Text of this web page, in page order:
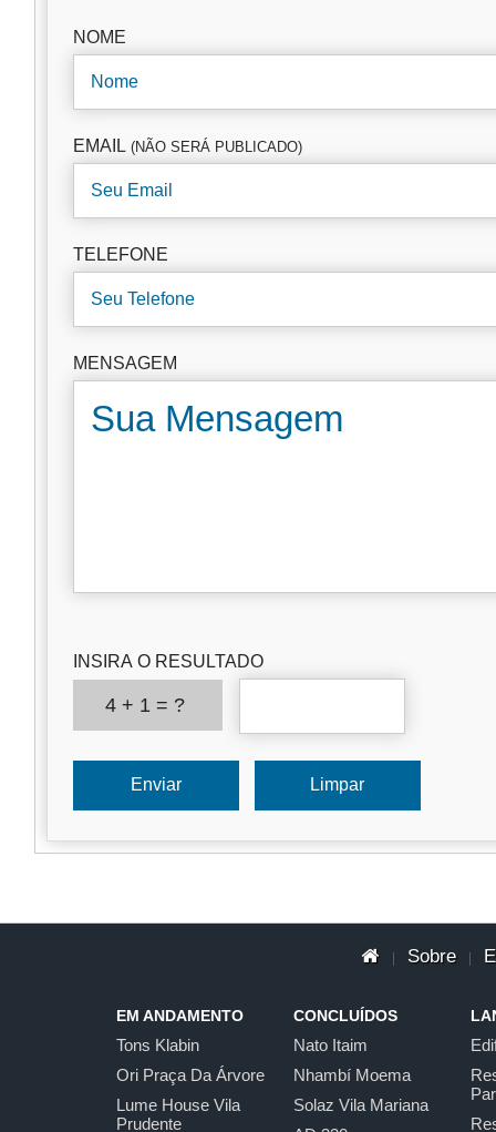
NOME
EMAIL (NÃO SERÁ PUBLICADO)
TELEFONE
MENSAGEM
INSIRA O RESULTADO
4 + 1 = ?
| Sobre |
EM ANDAMENTO
Tons Klabin
Ori Praça Da Árvore
Lume House Vila
Prudente
CONCLUÍDOS
Nato Itaim
Nhambí Moema
Solaz Vila Mariana